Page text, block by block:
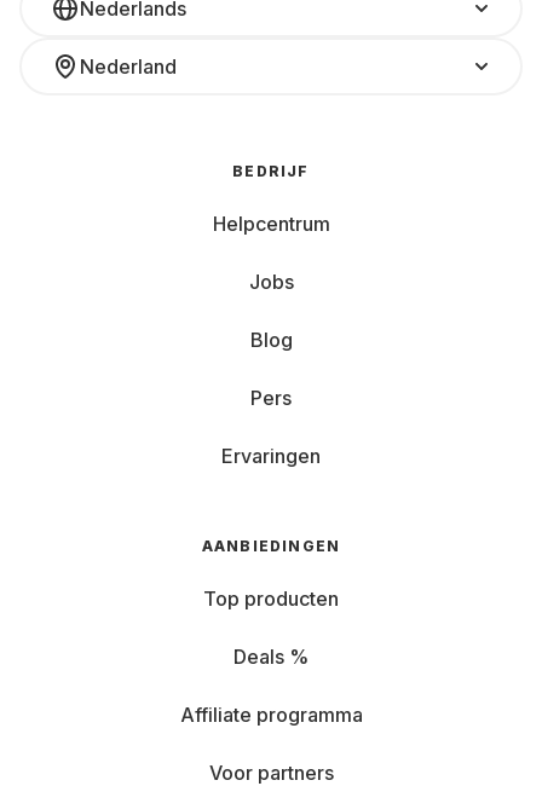
Nederlands
Nederland
BEDRIJF
Helpcentrum
Jobs
Blog
Pers
Ervaringen
AANBIEDINGEN
Top producten
Deals %
Affiliate programma
Voor partners